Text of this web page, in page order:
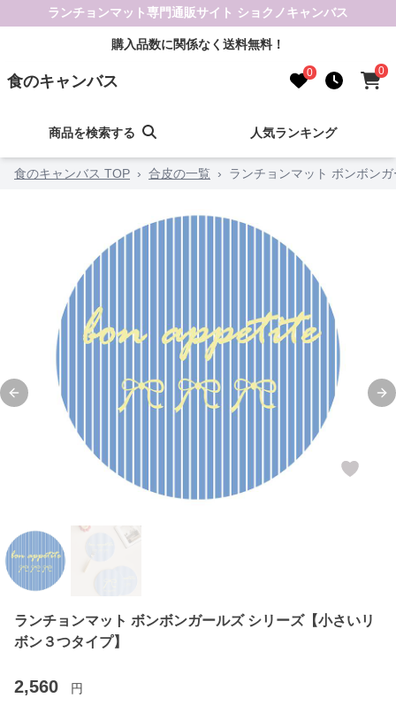
ランチョンマット専門通販サイト ショクノキャンバス
購入品数に関係なく送料無料！
食のキャンバス 0 0
商品を検索する 人気ランキング
食のキャンバス TOP › 合皮の一覧 › ランチョンマット ボンボン
Previous slide
ランチョンマット ボンボンガールズ シリーズ【小さいリ
ボン３つタイプ】
2,560 円